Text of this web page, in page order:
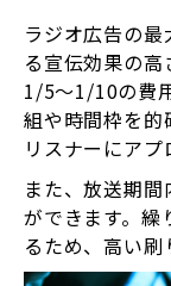
ラジオ広告の
る宣伝効果の
1/5〜1/10の費
組や時間枠を的
リスナーにアプ
また、放送期
ができます。繰
るため、高い刷